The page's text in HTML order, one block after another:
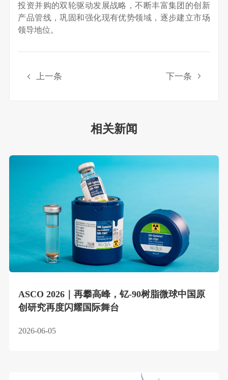
投资并购的双轮驱动发展战略，不断丰富集团的创新
产品管线，巩固和强化现有优势领域，逐步建立市场
领导地位。
上一条 下一条
相关新闻
ASCO 2026｜再攀高峰，钇-90树脂微球中国原
创研究再度闪耀国际舞台
2026-06-05